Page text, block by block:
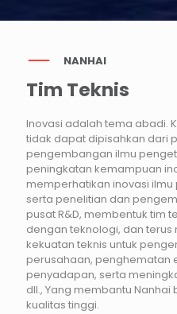
NANHAI
Tim Teknis
Inovasi adalah tema abadi.
tidak dapat dipisahkan dari
pengembangan ilmu
peningkatan kemampuan
memperhatikan inovasi
serta penelitian dan
pusat R&D, membentuk tim
dengan teknologi, dan
kekuatan teknis untuk
perusahaan, penghematan
penyadapan, serta
dll., Yang membantu
kualitas tinggi.